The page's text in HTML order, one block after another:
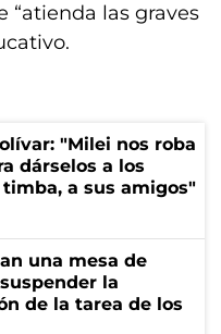
“atienda las graves
"Milei nos roba
dárselos a los
timba, a sus amigos"
una mesa de
la
de la tarea de los